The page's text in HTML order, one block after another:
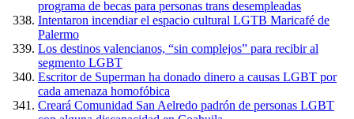
programa de becas para personas trans desempleadas
Intentaron incendiar el espacio cultural LGTB Maricafé de
Palermo
Los destinos valencianos, “sin complejos” para recibir al
segmento LGBT
Escritor de Superman ha donado dinero a causas LGBT por
cada amenaza homofóbica
Creará Comunidad San Aelredo padrón de personas LGBT